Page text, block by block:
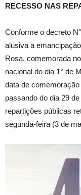
RECESSO NAS
Conforme o decreto
alusiva a
Rosa, comemorada
nacional do dia 1° de
data de
passando do dia 29
repartições públicas
segunda-feira (3 de